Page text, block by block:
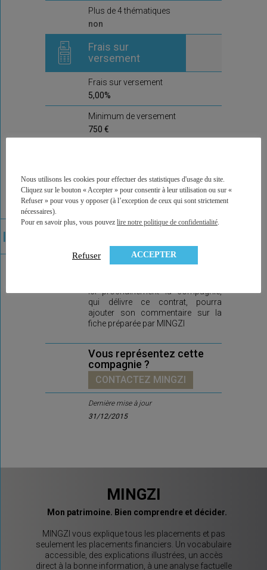
Plus de 4 thématiques
non
Frais sur
versement
Frais sur versement
5,00%
Minimum de versement
750 €
Frais d'arbitrage
1,0%
non
Commentaire de la
compagnie
Ici prochainement la compagnie,
qui délivre ce contrat, pourra
ajouter son commentaire sur la
fiche préparée par MINGZI
Vous représentez cette
compagnie ?
CONTACTEZ MINGZI
Dernière mise à jour
31/12/2015
MINGZI
Mon patrimoine. Bien comprendre et décider.
MINGZI vous explique tous les placements et pas
seulement les placements financiers. Un vocabulaire
accessible, des explications illustrées, un accès
direct à la bonne information, à une analyse factuelle
Nous utilisons les cookies pour effectuer des statistiques d'usage du site.
Cliquez sur le bouton « Accepter » pour consentir à leur utilisation ou sur «
Refuser » pour vous y opposer (à l’exception de ceux qui sont strictement
nécessaires).
Pour en savoir plus, vous pouvez lire notre politique de confidentialité.
Refuser ACCEPTER